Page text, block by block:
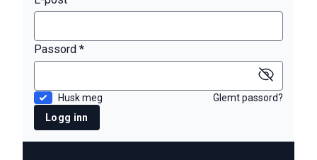
Passord *
Husk meg
Glemt passord?
Logg inn